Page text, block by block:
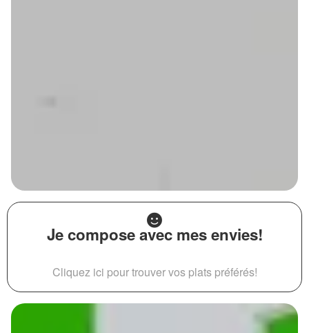
Je compose avec mes envies!
Cliquez ici pour trouver vos plats préférés!